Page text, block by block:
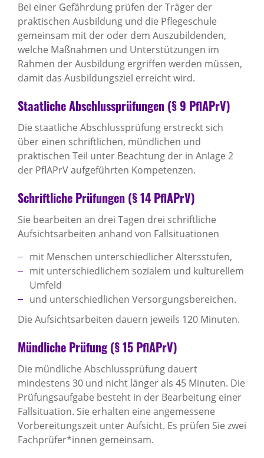
Bei einer Gefährdung prüfen der Träger der
praktischen Ausbildung und die Pflegeschule
gemeinsam mit der oder dem Auszubildenden,
welche Maßnahmen und Unterstützungen im
Rahmen der Ausbildung ergriffen werden müssen,
damit das Ausbildungsziel erreicht wird.
Staatliche Abschlussprüfungen (§ 9 PflAPrV)
Die staatliche Abschlussprüfung erstreckt sich
über einen schriftlichen, mündlichen und
praktischen Teil unter Beachtung der in Anlage 2
der PflAPrV aufgeführten Kompetenzen.
Schriftliche Prüfungen (§ 14 PflAPrV)
Sie bearbeiten an drei Tagen drei schriftliche
Aufsichtsarbeiten anhand von Fallsituationen
mit Menschen unterschiedlicher Altersstufen,
mit unterschiedlichem sozialem und kulturellem
Umfeld
und unterschiedlichen Versorgungsbereichen.
Die Aufsichtsarbeiten dauern jeweils 120 Minuten.
Mündliche Prüfung (§ 15 PflAPrV)
Die mündliche Abschlussprüfung dauert
mindestens 30 und nicht länger als 45 Minuten. Die
Prüfungsaufgabe besteht in der Bearbeitung einer
Fallsituation. Sie erhalten eine angemessene
Vorbereitungszeit unter Aufsicht. Es prüfen Sie zwei
Fachprüfer*innen gemeinsam.